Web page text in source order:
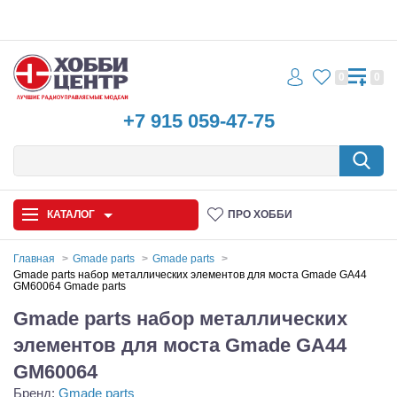
+7 915 059-47-75
0 0
КАТАЛОГ ПРО ХОББИ
Автомодели
Запчасти и аксессуары
Игрушки
Главная Gmade parts
Gmade parts
Gmade parts набор металлических элементов для моста Gmade GA44
GM60064 Gmade parts
Gmade parts набор металлических
элементов для моста Gmade GA44
GM60064
Бренд: Gmade parts